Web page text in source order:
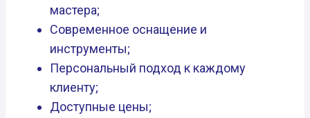
мастера;
Современное оснащение и
инструменты;
Персональный подход к каждому
клиенту;
Доступные цены;